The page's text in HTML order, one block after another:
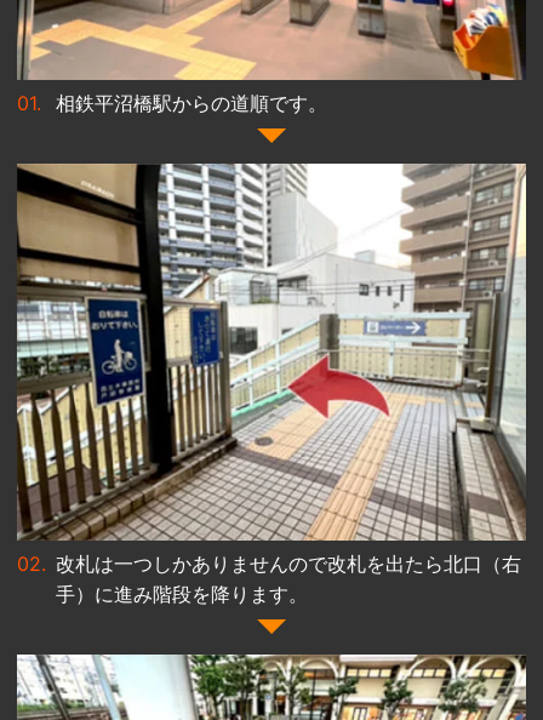
相鉄平沼橋駅からの道順です。
改札は一つしかありませんので改札を出たら北口（右
手）に進み階段を降ります。